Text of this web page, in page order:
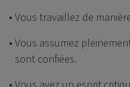
Vous travaillez de
Vous assumez
sont confiées.